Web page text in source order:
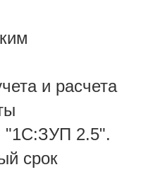
и расчета
"1С:ЗУП 2.5".
срок